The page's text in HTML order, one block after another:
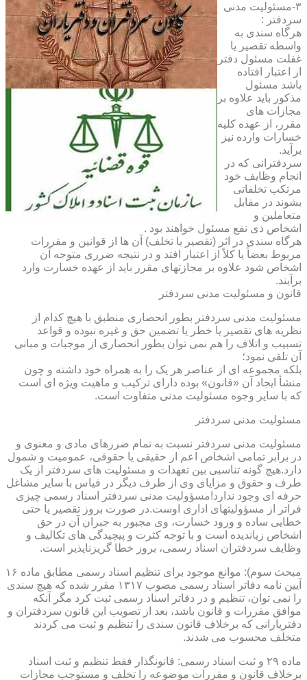
۳-مسئولیت مدنی
سردفتر :
هرگاه سندی به
واسطه تقصیر یا
غفلت مسئول دفتر
از اعتبار افتاده
باشد مسئول
مذکور باید علاوه بر
مجازات های
مقرر، از عهده کلیه
خسارات وارده نیز
برآید.
سردفترانی که در
انجام وظایف خود
مرتکب تخلفاتی
بشوند در مقابل
متعاملین و
اشخاص ذی نفع مسئول خواهند بود .
هرگاه سندی در اثر (تقصیر یا تخلف) آن ها از قوانین و مقررات
مربوط بعضاً یا کلاً از اعتبار افتد و در نتیجه ضرری متوجه آن
اشخاص شود علاوه بر مجازتهای مقرر باید از عهده خسارت وارد
برآیند.
قانون و مسئولیت مدنی سردفتر
مسئولیت مدنی سردفتر بطور انحصاری منطبق با هیچ کدام از
نظریه های تقصیر یا خطر یا تضمین حق و غیره نبوده و قواعد
تسبیب و اتلاف را هم نمی توان بطور انحصاری از موجبات و مبانی
آن تلقی نمود؛
بلکه مجموعه ای از عناصر هر یک را به همراه خود داشته و چون
منشأ ایجاد آن «قانون» بوده دارای ترکیب و ماهیت ویژه ای است
که با سایر وجوه مسئولیت مدنی متفاوت است.
مسئولیت مدنی سردفتر
مسئولیت مدنی سردفتر نسبت به تمام ضررهای مادی و معنوی و
در برابر تمامی اشخاص اعم از حقیقی یا حقوقی، عمومیت و شمول
دارد.هیچ گونه تناسبی بین تعهدات و مسئولیت های سردفتر از یک
طرف و حقوق و مزایای وی از طرف دیگر در قیاس با سایر مشاغل
حرفه ای وجود ندارد!مسؤولیت مدنی سردفتر اسناد رسمی چیزی
فراتر از مسؤولیتهای اداری اوست.در صورت بروز تقصیر یا حتی
خطایی ساده و ورود خسارت، وی مجبور به جبران آن در حق
اشخاص زیاندیده است و با توجه کثرت و پیچیدگی های تکالیف و
وظایف سردفتران اسناد رسمی، بروز خطا گریزناپذیر است.
مبحث سوم): موانع موجود برای تنظیم اسناد رسمی مطابق ماده ۱۶
آیین نامه دفاتر اسناد رسمی مصوب ۱۳۱۷ مقرر شده که هیچ سندی
را نمی توان، تنظیم و در دفاتر اسناد رسمی ثبت کرد مگر آنکه
موافق مقررات و قانون باشد، بعد از تصویب این قانون سردفتران و
دفتریارانی که برخلاف قانون سندی را تنظیم و ثبت می کردند
متخلف محسوب می شدند.
ماده ۲۹ و ثبت اسناد رسمی: قانونگذار فقط تنظیم و ثبت اسناد
برخلاف قانون و مقررات موضوعه را تخلف و مستوجب مجازات